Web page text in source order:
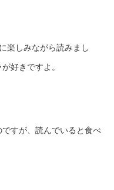
楽しみながら読みまし
好きですよ。
すが、読んでいると食べ